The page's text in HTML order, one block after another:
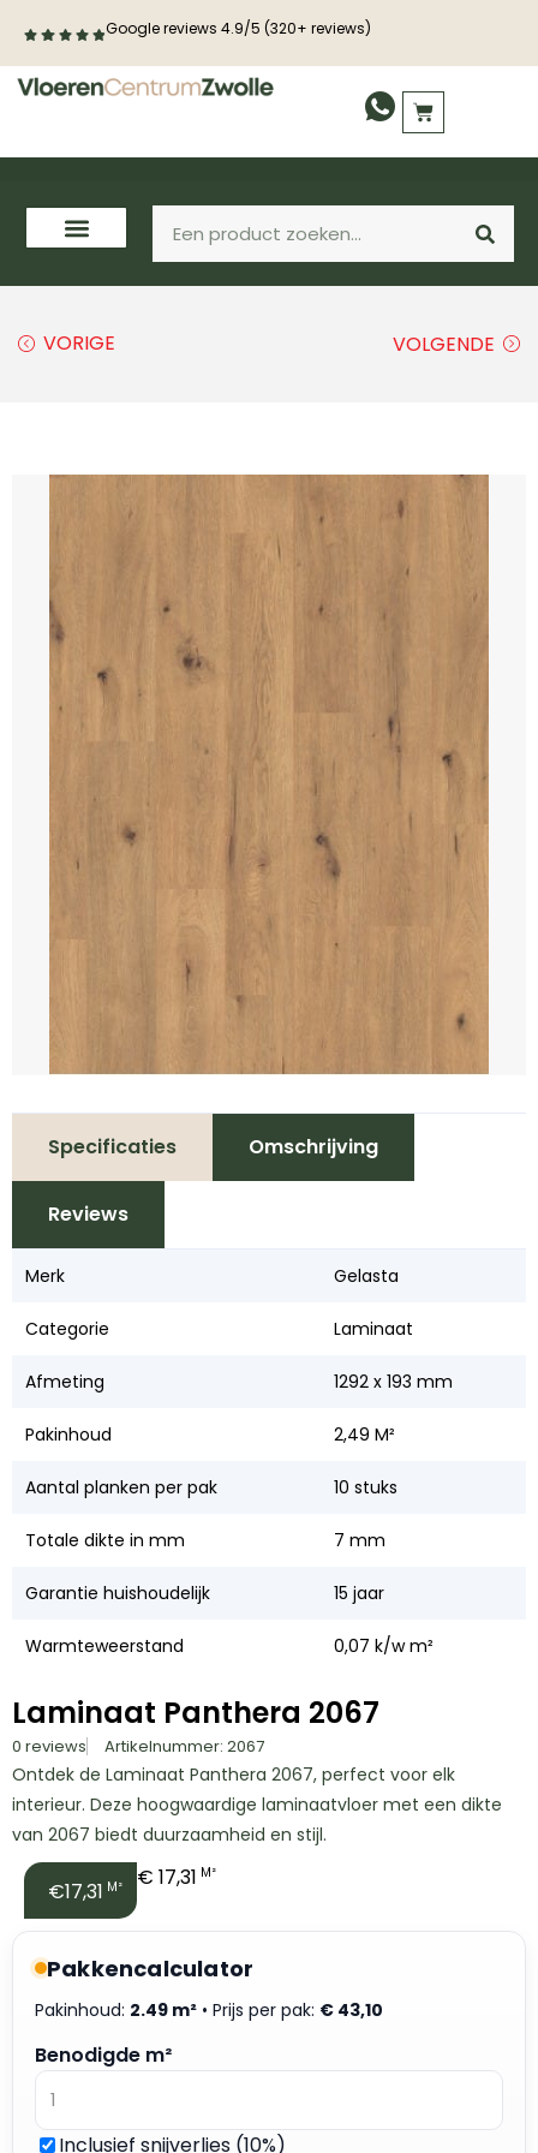
Google reviews 4.9/5 (320+ reviews)
VORIGE VOLGENDE
Specificaties Omschrijving
Reviews
Merk Gelasta
Categorie Laminaat
Afmeting 1292 x 193 mm
Pakinhoud 2,49 M²
Aantal planken per pak 10 stuks
Totale dikte in mm 7 mm
Garantie huishoudelijk 15 jaar
Warmteweerstand 0,07 k/w m²
Laminaat Panthera 2067
0 reviews Artikelnummer: 2067
Ontdek de Laminaat Panthera 2067, perfect voor elk
interieur. Deze hoogwaardige laminaatvloer met een dikte
van 2067 biedt duurzaamheid en stijl.
€17,31 M² € 17,31 M²
Pakkencalculator
Pakinhoud: 2.49 m² • Prijs per pak: € 43,10
Benodigde m²
Inclusief snijverlies (10%)